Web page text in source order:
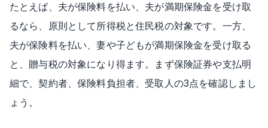
たとえば、夫が保険料を払い、夫が満期保険金を受け取
るなら、原則として所得税と住民税の対象です。一方、
夫が保険料を払い、妻や子どもが満期保険金を受け取る
と、贈与税の対象になり得ます。まず保険証券や支払明
細で、契約者、保険料負担者、受取人の3点を確認しまし
ょう。